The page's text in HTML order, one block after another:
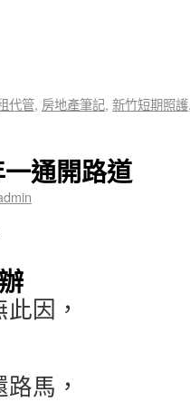
代管, 房地產筆記, 新竹短期照護
通開路道
因，
馬，